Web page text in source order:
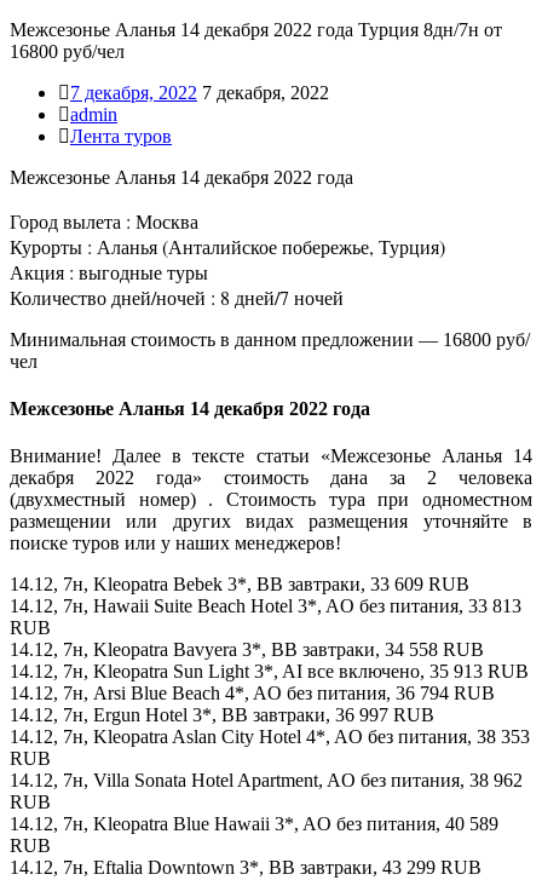
Межсезонье Аланья 14 декабря 2022 года Турция 8дн/7н от
16800 руб/чел
7 декабря, 2022 7 декабря, 2022
admin
Лента туров
Межсезонье Аланья 14 декабря 2022 года
Город вылета : Москва
Курорты : Аланья (Анталийское побережье, Турция)
Акция : выгодные туры
Количество дней/ночей : 8 дней/7 ночей
Минимальная стоимость в данном предложении — 16800 руб/
чел
Межсезонье Аланья 14 декабря 2022 года
Внимание! Далее в тексте статьи «Межсезонье Аланья 14
декабря 2022 года» стоимость дана за 2 человека
(двухместный номер) . Стоимость тура при одноместном
размещении или других видах размещения уточняйте в
поиске туров или у наших менеджеров!
14.12, 7н, Kleopatra Bebek 3*, BB завтраки, 33 609 RUB
14.12, 7н, Hawaii Suite Beach Hotel 3*, AO без питания, 33 813
RUB
14.12, 7н, Kleopatra Bavyera 3*, BB завтраки, 34 558 RUB
14.12, 7н, Kleopatra Sun Light 3*, AI все включено, 35 913 RUB
14.12, 7н, Arsi Blue Beach 4*, AO без питания, 36 794 RUB
14.12, 7н, Ergun Hotel 3*, BB завтраки, 36 997 RUB
14.12, 7н, Kleopatra Aslan City Hotel 4*, AO без питания, 38 353
RUB
14.12, 7н, Villa Sonata Hotel Apartment, AO без питания, 38 962
RUB
14.12, 7н, Kleopatra Blue Hawaii 3*, AO без питания, 40 589
RUB
14.12, 7н, Eftalia Downtown 3*, BB завтраки, 43 299 RUB